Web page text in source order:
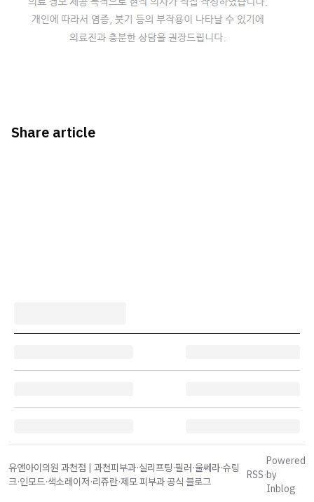
Share article
유앤아이의원 과천점 | 과천피부과·실리프팅·필러·울쎄라·슈링
크·인모드·색소레이저·리쥬란·제모 피부과 공식 블로그
RSS·
Powered
by
Inblog